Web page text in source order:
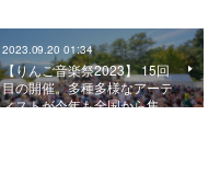
2023.09.20 01:34
【りんご音楽祭2023】 15回
目の開催。多種多様なアーテ
ィストが今年も全国から集…